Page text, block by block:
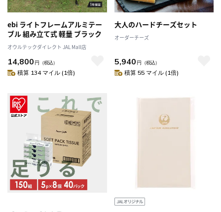
ebi ライトフレームアルミテー
ブル 組み立て式 軽量 ブラック
オウルテックダイレクト JAL Mall店
14,800 円 （税込）
積算 134 マイル (1倍)
大人のハードチーズセット
オーダーチーズ
5,940 円 （税込）
積算 55 マイル (1倍)